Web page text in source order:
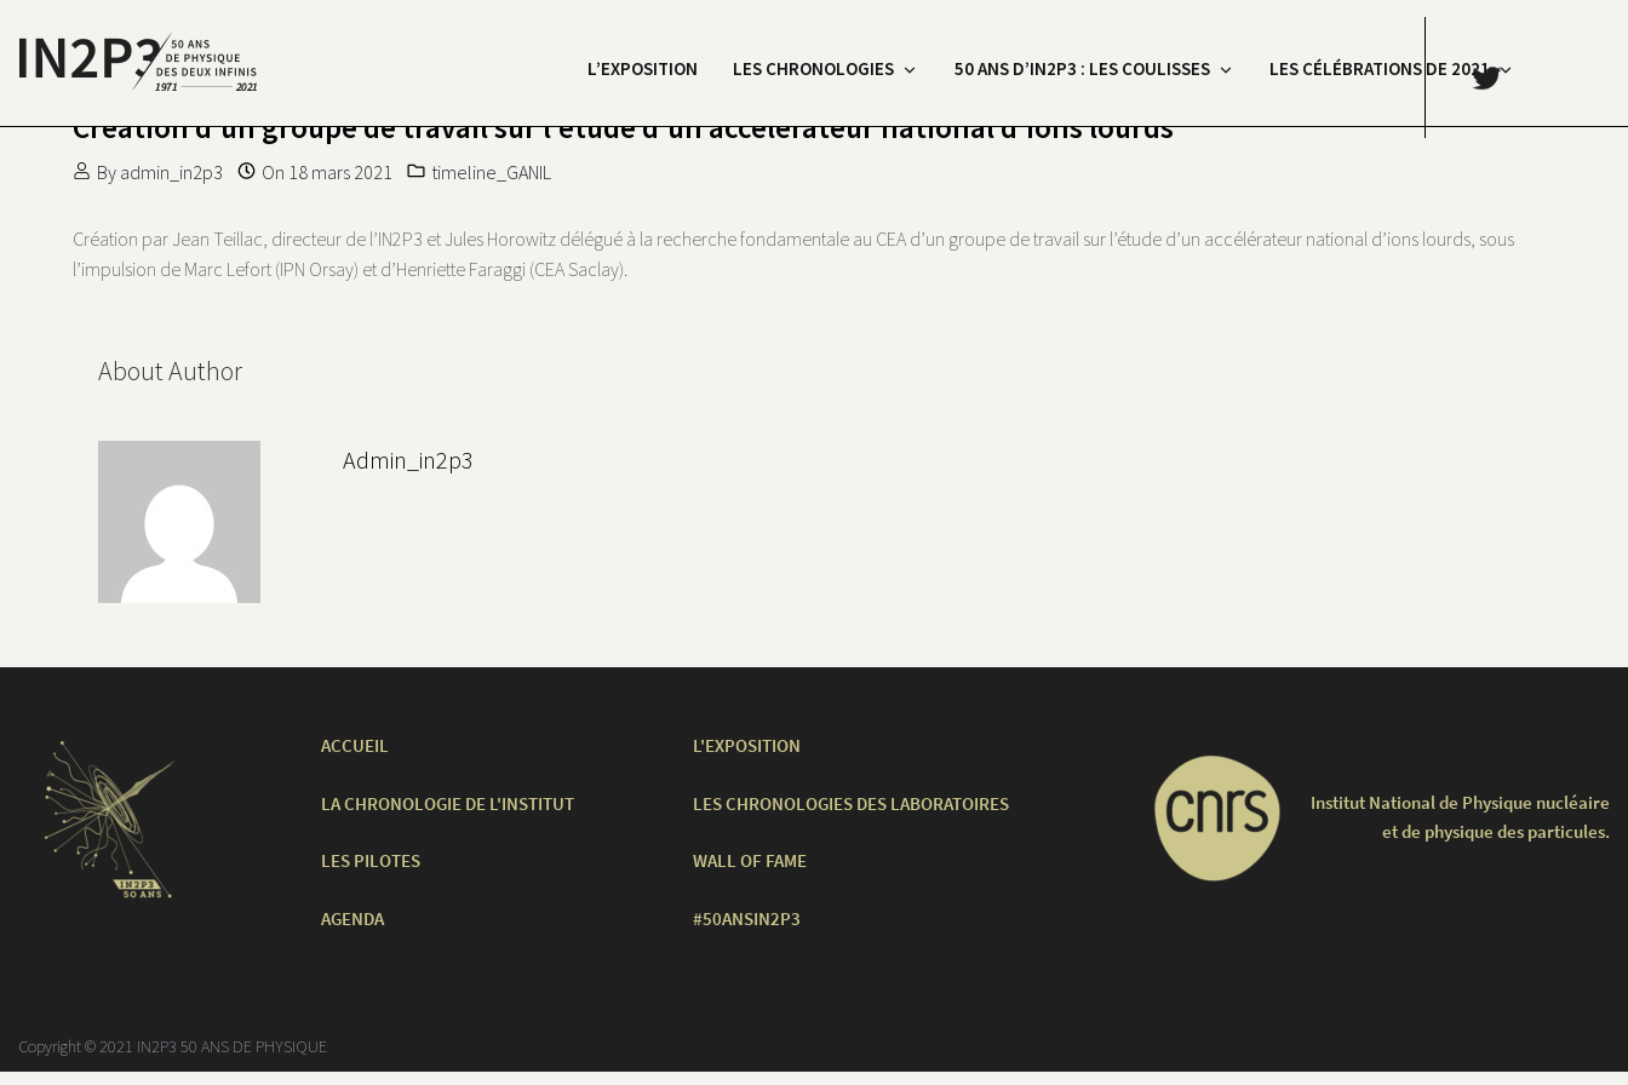
Skip to content
50 ANS DE PHYSIQUE
DEUX INFINIS
L’EXPOSITION LES CHRONOLOGIES 50 ANS D’IN2P3 : LES COULISSES LES CÉLÉBRATIONS DE 2021
.
Création d’un groupe de travail sur l’étude d’un accélérateur national d’ions lourds
By admin_in2p3 On 18 mars 2021 timeline_GANIL
Création par Jean Teillac, directeur de l’IN2P3 et Jules Horowitz délégué à la recherche fondamentale au CEA d’un groupe de travail sur l’étude d’un accélérateur national d’ions lourds, sous
l’impulsion de Marc Lefort (IPN Orsay) et d’Henriette Faraggi (CEA Saclay).
About Author
Admin_in2p3
ACCUEIL L'EXPOSITION
LA CHRONOLOGIE DE L'INSTITUT LES CHRONOLOGIES DES LABORATOIRES
LES PILOTES WALL OF FAME
AGENDA #50ANSIN2P3
Institut National de Physique nucléaire
et de physique des particules.
Copyright © 2021 IN2P3 50 ANS DE PHYSIQUE